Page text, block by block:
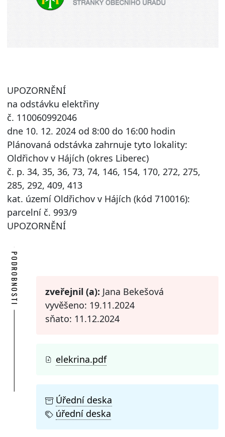
UPOZORNĚNÍ
na odstávku elektřiny
č. 110060992046
dne 10. 12. 2024 od 8:00 do 16:00 hodin
Plánovaná odstávka zahrnuje tyto lokality:
Oldřichov v Hájích (okres Liberec)
č. p. 34, 35, 36, 73, 74, 146, 154, 170, 272, 275,
285, 292, 409, 413
kat. území Oldřichov v Hájích (kód 710016):
parcelní č. 993/9
UPOZORNĚNÍ
PODROBNOSTI zveřejnil (a): Jana Bekešová
vyvěšeno: 19.11.2024
sňato: 11.12.2024
elekrina.pdf
Úřední deska
úřední deska